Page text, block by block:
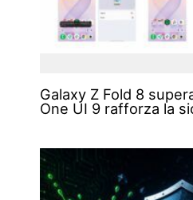
Galaxy Z Fold 8
One UI 9 rafforza la